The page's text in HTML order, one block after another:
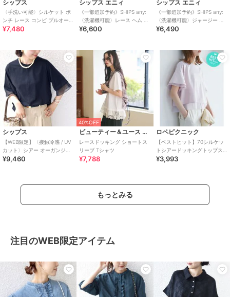
シップス
〈手洗い可能〉シルケット ポ
ンチ レース コンビ プルオーバ
ー
¥7,480
シップス エニィ
《一部追加予約》SHIPS any:
〈洗濯機可能〉レース ヘム ア
シンメトリー ショートスリー
¥6,600
シップス エニィ
《一部追加予約》SHIPS any:
〈洗濯機可能〉ジャージー フ
レンチスリーブ レース TEE
¥6,490
シップス
【WEB限定】〈接触冷感 / UV
カット〉シアー オーガンジー
コンビ プルオーバー
¥9,460
40%OFF
ビューティー＆ユース ユナイテッドアローズ
レースドッキング ショートス
リーブ Tシャツ
¥7,788
ロペピクニック
【ベストヒット】70シルケッ
トシアードッキングトップス/
着丈が選べる・UVカット・接
¥3,993
もっとみる
注目のWEB限定アイテム